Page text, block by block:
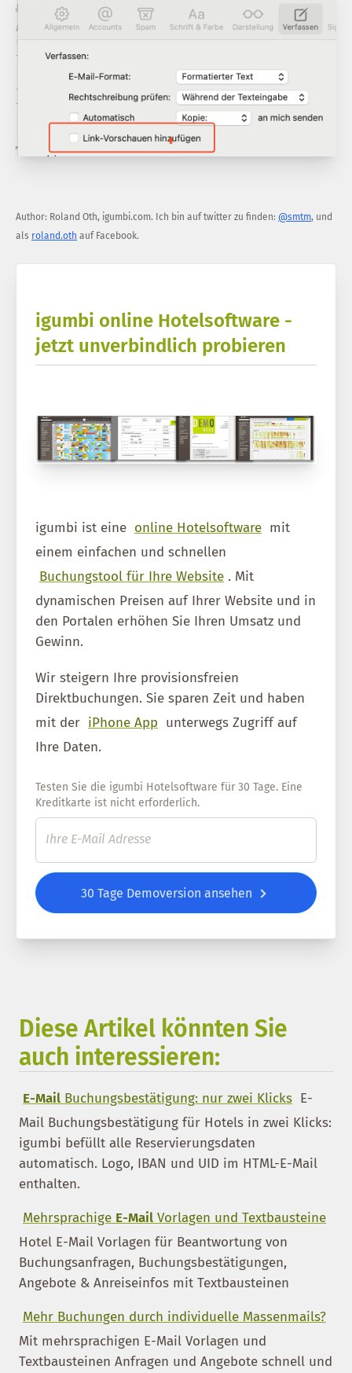
Author: Roland Oth, igumbi.com. Ich bin auf twitter zu finden: @smtm, und
als roland.oth auf Facebook.
igumbi online Hotelsoftware -
jetzt unverbindlich probieren
igumbi ist eine online Hotelsoftware mit
einem einfachen und schnellen
Buchungstool für Ihre Website . Mit
dynamischen Preisen auf Ihrer Website und in
den Portalen erhöhen Sie Ihren Umsatz und
Gewinn.
Wir steigern Ihre provisionsfreien
Direktbuchungen. Sie sparen Zeit und haben
mit der iPhone App unterwegs Zugriff auf
Ihre Daten.
Testen Sie die igumbi Hotelsoftware für 30 Tage. Eine
Kreditkarte ist nicht erforderlich.
30 Tage Demoversion ansehen
Diese Artikel könnten Sie
auch interessieren:
E-Mail Buchungsbestätigung: nur zwei Klicks E-
Mail Buchungsbestätigung für Hotels in zwei Klicks:
igumbi befüllt alle Reservierungsdaten
automatisch. Logo, IBAN und UID im HTML-E-Mail
enthalten.
Mehrsprachige E-Mail Vorlagen und Textbausteine
Hotel E-Mail Vorlagen für Beantwortung von
Buchungsanfragen, Buchungsbestätigungen,
Angebote & Anreiseinfos mit Textbausteinen
Mehr Buchungen durch individuelle Massenmails?
Mit mehrsprachigen E-Mail Vorlagen und
Textbausteinen Anfragen und Angebote schnell und